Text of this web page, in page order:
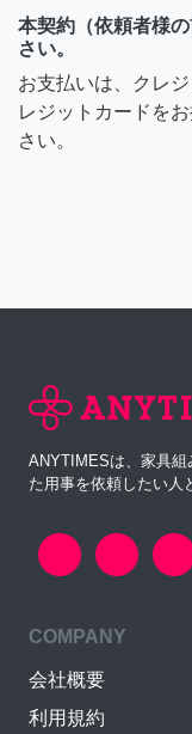
本契約（依頼者様
さい。
お支払いは、クレ
レジットカードを
さい。
ANYTIMESは、家具組
た用事を依頼したい人
COMPANY
会社概要
利用規約